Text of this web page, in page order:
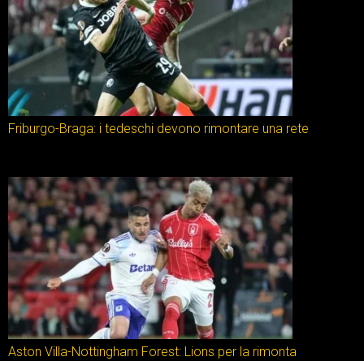
Friburgo-Braga: i tedeschi devono rimontare una rete
Aston Villa-Nottingham Forest: Lions per la rimonta